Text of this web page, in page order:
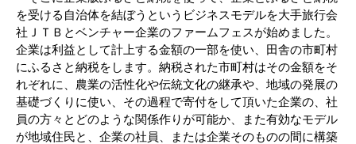
を受ける自治体を結ぼうというビジネスモデルを大手旅行会
社ＪＴＢとベンチャー企業のファームフェスが始めました。
企業は利益として計上する金額の一部を使い、田舎の市町村
にふるさと納税をします。納税された市町村はその金額をそ
れぞれに、農業の活性化や伝統文化の継承や、地域の発展の
基礎づくりに使い、その過程で寄付をして頂いた企業の、社
員の方々とどのような関係作りが可能か、また有効なモデル
が地域住民と、企業の社員、または企業そのものの間に構築